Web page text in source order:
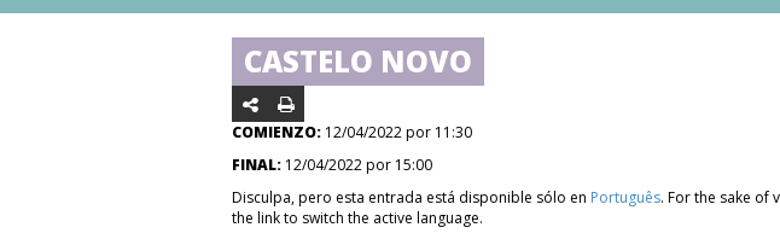
CASTELO NOVO
COMIENZO: 12/04/2022 por 11:30
FINAL: 12/04/2022 por 15:00
Disculpa, pero esta entrada está disponible sólo en Português. For the sake of
the link to switch the active language.